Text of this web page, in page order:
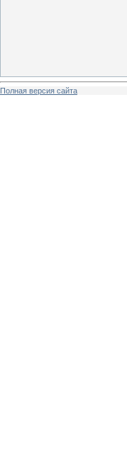
Полная версия сайта